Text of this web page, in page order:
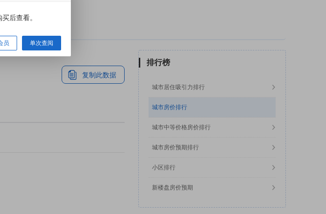
复制此数据
排行榜
城市居住吸引力排行
城市房价排行
城市中等价格房价排行
城市房价预期排行
小区排行
新楼盘房价预期
后查看。
员 单次查阅